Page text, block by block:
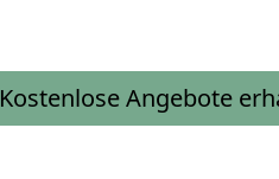
Kostenlose Angebote